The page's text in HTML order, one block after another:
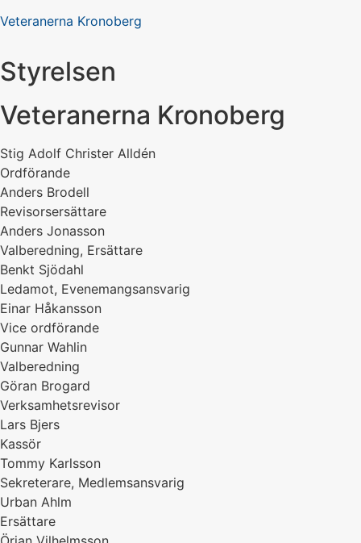
Veteranerna Kronoberg
Styrelsen
Veteranerna Kronoberg
Stig Adolf Christer Alldén
Ordförande
Anders Brodell
Revisorsersättare
Anders Jonasson
Valberedning, Ersättare
Benkt Sjödahl
Ledamot, Evenemangsansvarig
Einar Håkansson
Vice ordförande
Gunnar Wahlin
Valberedning
Göran Brogard
Verksamhetsrevisor
Lars Bjers
Kassör
Tommy Karlsson
Sekreterare, Medlemsansvarig
Urban Ahlm
Ersättare